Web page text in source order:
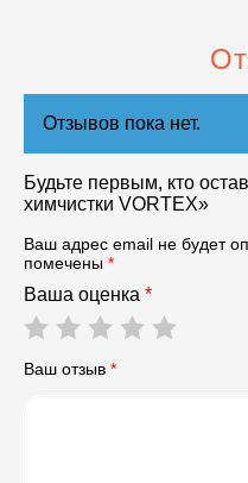
Отзывов пока нет.
Будьте первым, кто
химчистки VORTEX»
Ваш адрес email не будет
помечены *
Ваша оценка *
Ваш отзыв *